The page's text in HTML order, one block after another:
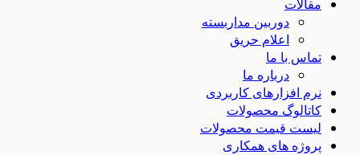
مقالات
دوربین مداربسته
اعلام حریق
تماس با ما
درباره ما
نرم افزارهای کاربردی
کاتالوگ محصولات
لیست قیمت محصولات
پروژه های همکاری